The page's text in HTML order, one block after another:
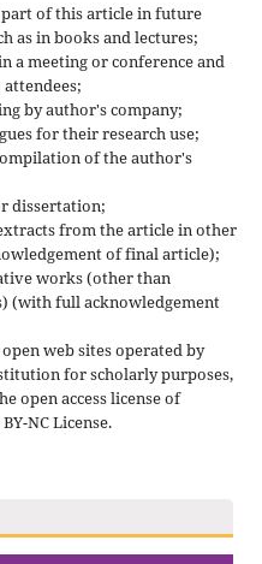
of this article in future
as in books and lectures;
a meeting or conference and
by author's company;
for their research use;
of the author's
dissertation;
from the article in other
of final article);
works (other than
(with full acknowledgement
web sites operated by
for scholarly purposes,
open access license of
NC License.